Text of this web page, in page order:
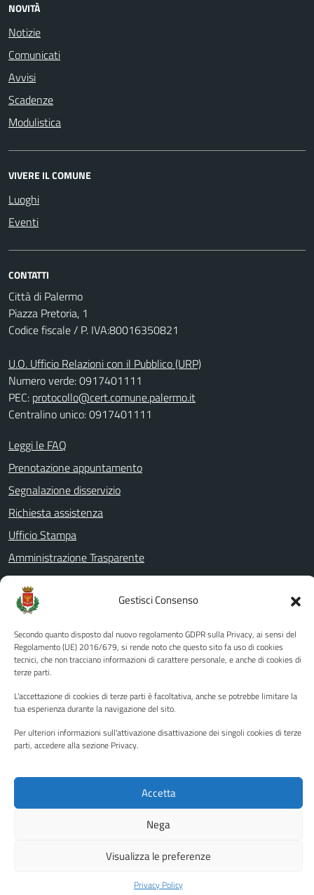
Gestisci Consenso
Secondo quanto disposto dal nuovo regolamento GDPR sulla Privacy, ai sensi del
Regolamento (UE) 2016/679, si rende noto che questo sito fa uso di cookies
tecnici, che non tracciano informazioni di carattere personale, e anche di cookies di
terze parti.
L'accettazione di cookies di terze parti è facoltativa, anche se potrebbe limitare la
tua esperienza durante la navigazione del sito.
Per ulteriori informazioni sull'attivazione disattivazione dei singoli cookies di terze
parti, accedere alla sezione Privacy.
Accetta
Nega
Visualizza le preferenze
Privacy Policy
NOVITÀ
Notizie
Comunicati
Avvisi
Scadenze
Modulistica
VIVERE IL COMUNE
Luoghi
Eventi
CONTATTI
Città di Palermo
Piazza Pretoria, 1
Codice fiscale / P. IVA:80016350821
U.O. Ufficio Relazioni con il Pubblico (URP)
Numero verde: 0917401111
PEC: protocollo@cert.comune.palermo.it
Centralino unico: 0917401111
Leggi le FAQ
Prenotazione appuntamento
Segnalazione disservizio
Richiesta assistenza
Ufficio Stampa
Amministrazione Trasparente
Albo pretorio
Informativa privacy
Dichiarazione di accessibilità
Piano di miglioramento del sito
FacebookYouTubeTwitter
Media policy
Mappa del sito
Copyright © 2026 - Città di Palermo •